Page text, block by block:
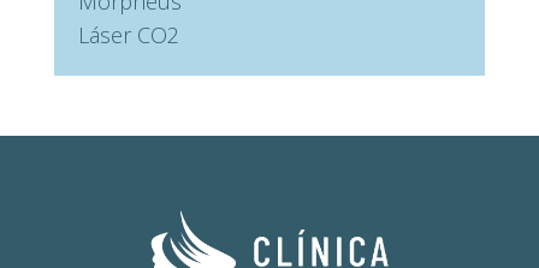
Láser CO2